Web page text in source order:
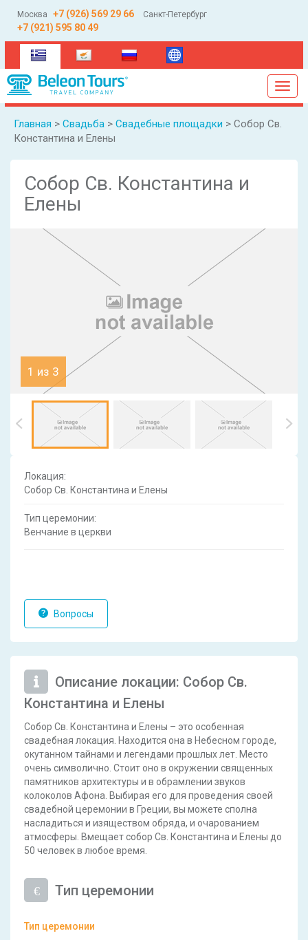
Москва +7 (926) 569 29 66 Санкт-Петербург
+7 (921) 595 80 49
(current)
Главная > Свадьба > Свадебные площадки > Собор Св.
Константина и Елены
Собор Св. Константина и
Елены
1 из 3
Локация:
Собор Св. Константина и Елены
Тип церемонии:
Венчание в церкви
Вопросы
Описание локации: Собор Св.
Константина и Елены
Собор Св. Константина и Елены – это особенная
свадебная локация. Находится она в Небесном городе,
окутанном тайнами и легендами прошлых лет. Место
очень символично. Стоит оно в окружении священных
памятников архитектуры и в обрамлении звуков
колоколов Афона. Выбирая его для проведения своей
свадебной церемонии в Греции, вы можете сполна
насладиться и изяществом обряда, и очарованием
атмосферы. Вмещает собор Св. Константина и Елены до
50 человек в любое время.
Тип церемонии
Тип церемонии